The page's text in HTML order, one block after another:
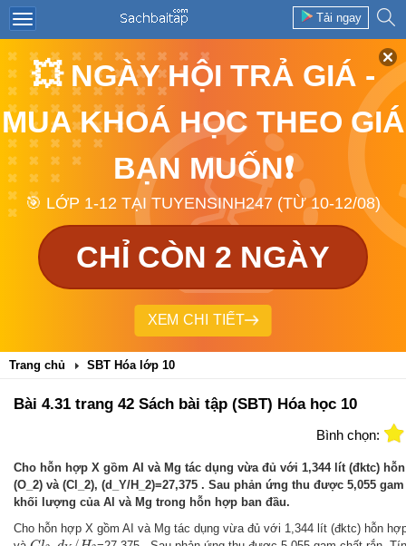
Tải ngay
💥 NGÀY HỘI TRẢ GIÁ -
MUA KHOÁ HỌC THEO GIÁ
BẠN MUỐN❗
🎯 LỚP 1-12 TẠI TUYENSINH247 (TỪ 10-12/08)
CHỈ CÒN 2 NGÀY
XEM CHI TIẾT
Trang chủ SBT Hóa lớp 10
Bài 4.31 trang 42 Sách bài tập (SBT) Hóa học 10
Bình chọn:
Cho hỗn hợp X gồm AI và Mg tác dụng vừa đủ với 1,344 lít (đktc)
(O_2) và (Cl_2), (d_Y/H_2)=27,375 . Sau phản ứng thu được 5,055
khối lượng của Al và Mg trong hỗn hợp ban đầu.
Cho hỗn hợp X gồm AI và Mg tác dụng vừa đủ với 1,344 lít (đktc) hỗn
Cl2 d Y /H2